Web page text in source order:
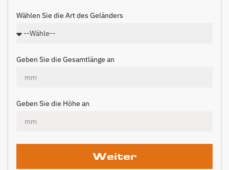
Wählen Sie die Art des Geländers
Geben Sie die Gesamtlänge an
Geben Sie die Höhe an
Weiter